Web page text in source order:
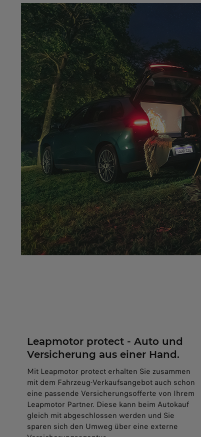
Leapmotor protect - Auto und
Versicherung aus einer Hand.
Mit Leapmotor protect erhalten Sie zusammen
mit dem Fahrzeug-Verkaufsangebot auch schon
eine passende Versicherungsofferte von Ihrem
Leapmotor Partner. Diese kann beim Autokauf
gleich mit abgeschlossen werden und Sie
sparen sich den Umweg über eine externe